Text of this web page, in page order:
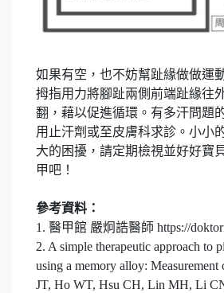
如果有空，也不妨幫趾緣做做運
拇指用力將腳趾兩側前端趾緣往
翻，藉以促進循環。有多汗問題
用止汗劑或至皮膚科求診。小小
大的困擾，請定期檢視並好好寶
甲吧！
參考資料：
1. 醫甲館 嚴炯誥醫師 https://
2. A simple therapeutic approach to
using a memory alloy: Measurement
JT, Ho WT, Hsu CH, Lin MH, Li